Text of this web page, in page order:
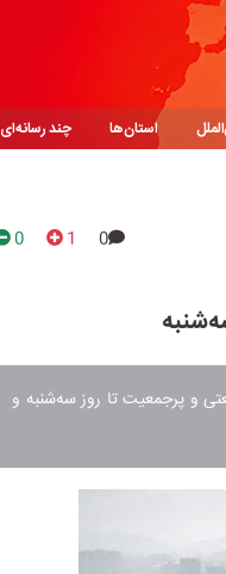
استان‌ها
چند رسانه‌ای
0
1
0
و پرجمعیت تا روز سه‌شنبه و